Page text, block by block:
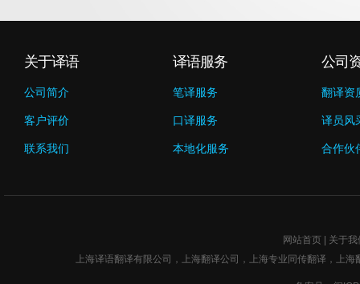
关于译语
公司简介
客户评价
联系我们
译语服务
笔译服务
口译服务
本地化服务
公司
翻译资
译员风
合作伙
网站首页
关于我
上海译语翻译有限公司，上海翻译公司，
上海专业同传翻译 ，上